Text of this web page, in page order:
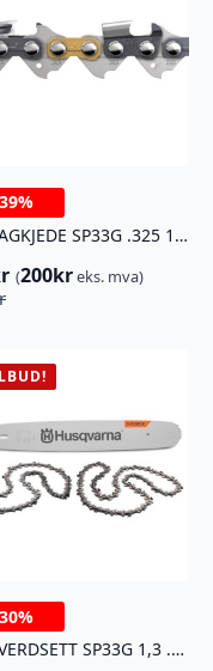
39%
13″ SAGKJEDE SP33G .325 1,3 56DL PIX
(200kreks. mva)
30%
13″ SVERDSETT SP33G 1,3 .325 56DL